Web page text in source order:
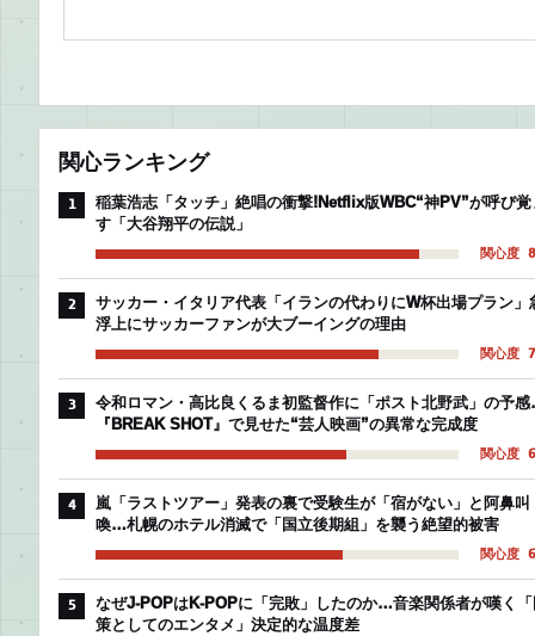
関心ランキング
1
稲葉浩志「タッチ」絶唱の衝撃!Netflix版WBC“神PV”が呼び覚
す「大谷翔平の伝説」
関心度
2
サッカー・イタリア代表「イランの代わりにW杯出場プラン」
浮上にサッカーファンが大ブーイングの理由
関心度
3
令和ロマン・高比良くるま初監督作に「ポスト北野武」の予
『BREAK SHOT』で見せた“芸人映画”の異常な完成度
関心度
4
嵐「ラストツアー」発表の裏で受験生が「宿がない」と阿鼻叫
喚…札幌のホテル消滅で「国立後期組」を襲う絶望的被害
関心度
5
なぜJ-POPはK-POPに「完敗」したのか…音楽関係者が嘆く
策としてのエンタメ」決定的な温度差